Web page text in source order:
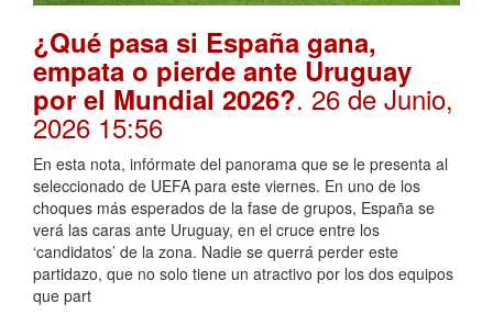
¿Qué pasa si España gana,
empata o pierde ante Uruguay
por el Mundial 2026?. 26 de Junio,
2026 15:56
En esta nota, infórmate del panorama que se le presenta al
seleccionado de UEFA para este viernes. En uno de los
choques más esperados de la fase de grupos, España se
verá las caras ante Uruguay, en el cruce entre los
‘candidatos’ de la zona. Nadie se querrá perder este
partidazo, que no solo tiene un atractivo por los dos equipos
que part